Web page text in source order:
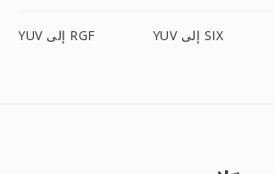
YUV إلى RGF YUV إلى SIX